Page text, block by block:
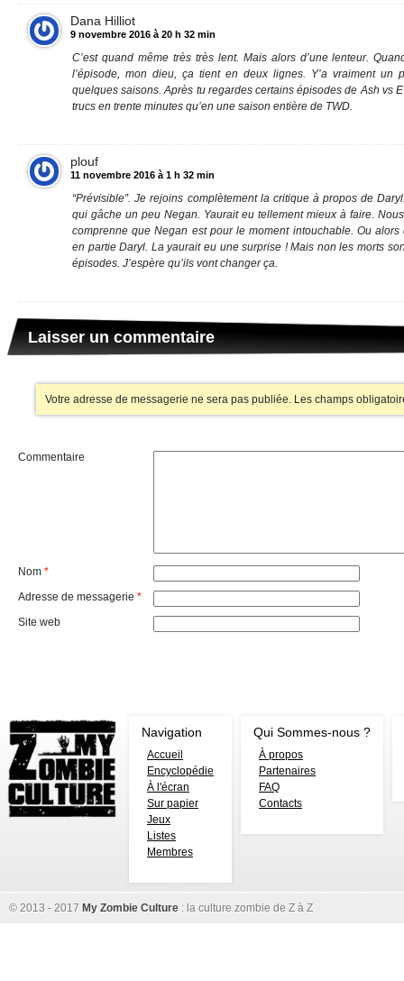
Dana Hilliot
9 novembre 2016 à 20 h 32 min
C’est quand même très très lent. Mais alors d’une lenteur.
l’épisode, mon dieu, ça tient en deux lignes. Y’a vraiment un
quelques saisons. Après tu regardes certains épisodes de Ash vs
trucs en trente minutes qu’en une saison entière de TWD.
plouf
11 novembre 2016 à 1 h 32 min
“Prévisible”. Je rejoins complètement la critique à propos de
qui gâche un peu Negan. Yaurait eu tellement mieux à faire.
comprenne que Negan est pour le moment intouchable. Ou alors
en partie Daryl. La yaurait eu une surprise ! Mais non les morts
épisodes. J’espère qu’ils vont changer ça.
Laisser un commentaire
Votre adresse de messagerie ne sera pas publiée. Les champs
Commentaire
Nom *
Adresse de messagerie *
Site web
Navigation
Accueil
Encyclopédie
À l'écran
Sur papier
Jeux
Listes
Membres
Qui Sommes-nous ?
À propos
Partenaires
FAQ
Contacts
© 2013 - 2017 My Zombie Culture : la culture zombie de Z à Z